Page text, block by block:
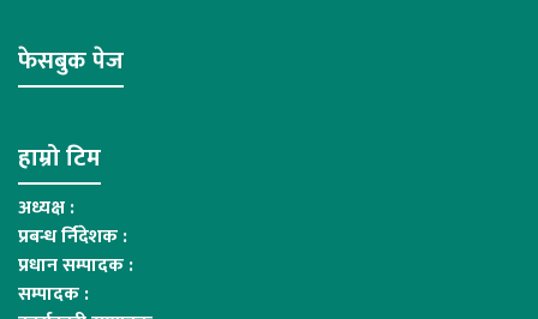
फेसबुक पेज
हाम्रो टिम
अध्यक्ष :
प्रबन्ध र्निदेशक :
प्रधान सम्पादक :
सम्पादक :